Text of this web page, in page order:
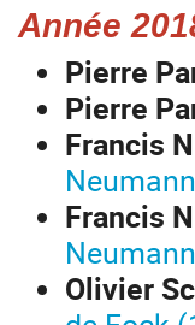
Année
Pierre
Pierre
Francis
Francis
Olivier